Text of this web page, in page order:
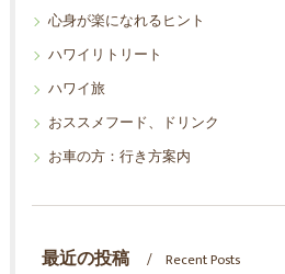
心身が楽になれるヒント
ハワイリトリート
ハワイ旅
おススメフード、ドリンク
お車の方：行き方案内
最近の投稿 Recent Posts